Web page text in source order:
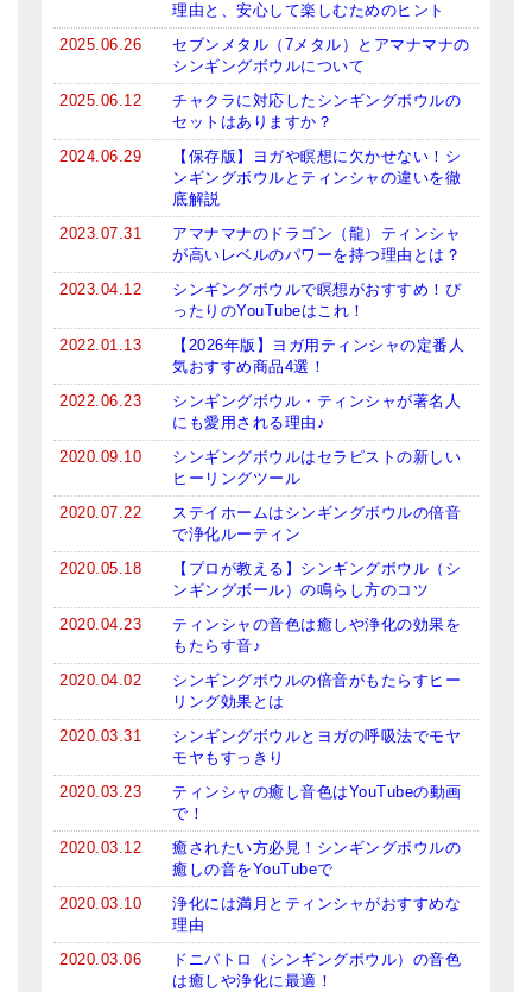
チベット・真マントラ香
お香定期購入（ラクとくサブスク）
チベット高僧のオラクルカード
シンギングボウル入門本・CD
神々とつながるジュエリー
ヒーリング・マンダラポスター
ロゴステッカー・ポストカード各種
亡命チベット人尼僧のお守り・チャーム
チベット・マントラ・ヒーリングCD
シンギングボウル講座
初級講座
倍音呼吸法レッスン
中級講座
上級講座
ビギナー講師・養成講座
理由と、安心して楽しむためのヒント
2025.06.26
セブンメタル（7メタル）とアマナマナの
シンギングボウルについて
2025.06.12
チャクラに対応したシンギングボウルの
セットはありますか？
2024.06.29
【保存版】ヨガや瞑想に欠かせない！シ
ンギングボウルとティンシャの違いを徹
底解説
2023.07.31
アマナマナのドラゴン（龍）ティンシャ
が高いレベルのパワーを持つ理由とは？
2023.04.12
シンギングボウルで瞑想がおすすめ！ぴ
ったりのYouTubeはこれ！
2022.01.13
【2026年版】ヨガ用ティンシャの定番人
気おすすめ商品4選！
2022.06.23
シンギングボウル・ティンシャが著名人
にも愛用される理由♪
2020.09.10
シンギングボウルはセラピストの新しい
ヒーリングツール
2020.07.22
ステイホームはシンギングボウルの倍音
で浄化ルーティン
2020.05.18
【プロが教える】シンギングボウル（シ
ンギングボール）の鳴らし方のコツ
2020.04.23
ティンシャの音色は癒しや浄化の効果を
もたらす音♪
2020.04.02
シンギングボウルの倍音がもたらすヒー
リング効果とは
2020.03.31
シンギングボウルとヨガの呼吸法でモヤ
モヤもすっきり
2020.03.23
ティンシャの癒し音色はYouTubeの動画
で！
2020.03.12
癒されたい方必見！シンギングボウルの
癒しの音をYouTubeで
2020.03.10
浄化には満月とティンシャがおすすめな
理由
2020.03.06
ドニパトロ（シンギングボウル）の音色
は癒しや浄化に最適！